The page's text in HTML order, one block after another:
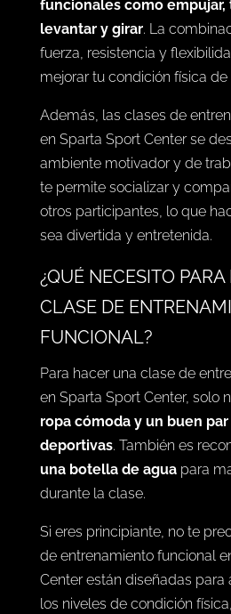
funcionales como empujar,
levantar y girar. La
fuerza, resistencia y
mejorar tu condición física
Además, las clases de
en Sparta Sport Center se
ambiente motivador y de
te permite socializar y
otros participantes, lo que
sea divertida y entretenida.
¿QUÉ NECESITO
CLASE DE
FUNCIONAL?
Para hacer una clase de
en Sparta Sport Center, solo
ropa cómoda y un buen
deportivas. También es
una botella de aguapara
durante la clase.
Si eres principiante, no te
de entrenamiento funcional
Center están diseñadas para
los niveles de condición